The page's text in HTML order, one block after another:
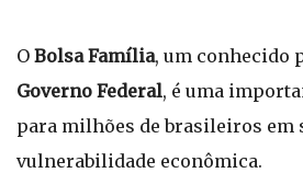
O Bolsa Família, um conhecido
Governo Federal, é uma
para milhões de brasileiros em
vulnerabilidade econômica.